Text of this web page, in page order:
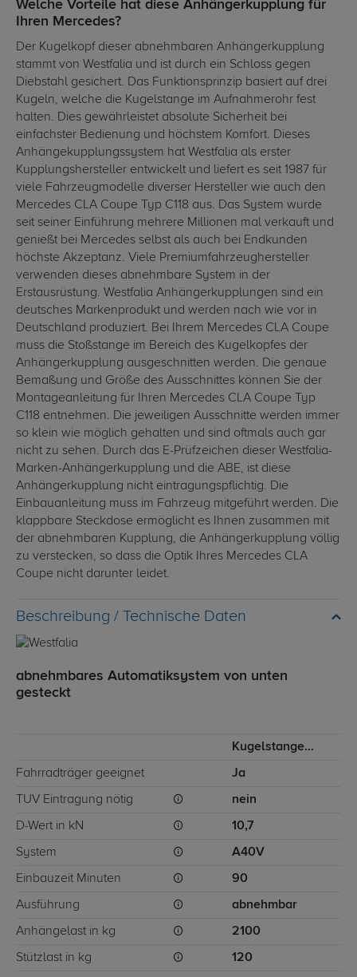
Welche Vorteile hat diese Anhängerkupplung für
Ihren Mercedes?
Der Kugelkopf dieser abnehmbaren Anhängerkupplung
stammt von Westfalia und ist durch ein Schloss gegen
Diebstahl gesichert. Das Funktionsprinzip basiert auf drei
Kugeln, welche die Kugelstange im Aufnahmerohr fest
halten. Dies gewährleistet absolute Sicherheit bei
einfachster Bedienung und höchstem Komfort. Dieses
Anhängekupplungssystem hat Westfalia als erster
Kupplungshersteller entwickelt und liefert es seit 1987 für
viele Fahrzeugmodelle diverser Hersteller wie auch den
Mercedes CLA Coupe Typ C118 aus. Das System wurde
seit seiner Einführung mehrere Millionen mal verkauft und
genießt bei Mercedes selbst als auch bei Endkunden
höchste Akzeptanz. Viele Premiumfahrzeughersteller
verwenden dieses abnehmbare System in der
Erstausrüstung. Westfalia Anhängerkupplungen sind ein
deutsches Markenprodukt und werden nach wie vor in
Deutschland produziert. Bei Ihrem Mercedes CLA Coupe
muss die Stoßstange im Bereich des Kugelkopfes der
Anhängerkupplung ausgeschnitten werden. Die genaue
Bemaßung und Größe des Ausschnittes können Sie der
Montageanleitung für Ihren Mercedes CLA Coupe Typ
C118 entnehmen. Die jeweiligen Ausschnitte werden immer
so klein wie möglich gehalten und sind oftmals auch gar
nicht zu sehen. Durch das E-Prüfzeichen dieser Westfalia-
Marken-Anhängerkupplung und die ABE, ist diese
Anhängerkupplung nicht eintragungspflichtig. Die
Einbauanleitung muss im Fahrzeug mitgeführt werden. Die
klappbare Steckdose ermöglicht es Ihnen zusammen mit
der abnehmbaren Kupplung, die Anhängerkupplung völlig
zu verstecken, so dass die Optik Ihres Mercedes CLA
Coupe nicht darunter leidet.
Technische Daten
abnehmbares Automatiksystem von unten
gesteckt
Kugelstange von unten gesteckt
Fahrradträger geeignet Ja
TÜV Eintragung nötig nein
D-Wert in kN 10,7
System A40V
Einbauzeit Minuten 90
Ausführung abnehmbar
Anhängelast in kg 2100
Stützlast in kg 120